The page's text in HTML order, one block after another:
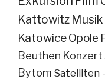
Kattowitz Musik
KatowiceOpole
Beuthen Konzert
Bytom Satelliten